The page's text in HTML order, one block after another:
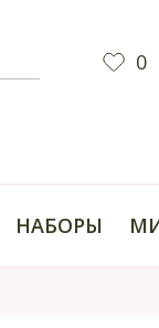
0
НАБОРЫ